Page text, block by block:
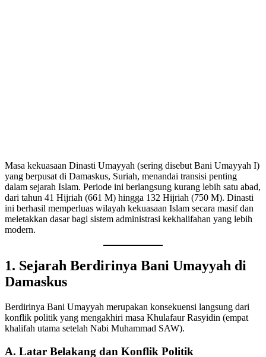
Masa kekuasaan Dinasti Umayyah (sering disebut Bani Umayyah I)
yang berpusat di Damaskus, Suriah, menandai transisi penting
dalam sejarah Islam. Periode ini berlangsung kurang lebih satu abad,
dari tahun 41 Hijriah (661 M) hingga 132 Hijriah (750 M). Dinasti
ini berhasil memperluas wilayah kekuasaan Islam secara masif dan
meletakkan dasar bagi sistem administrasi kekhalifahan yang lebih
modern.
1. Sejarah Berdirinya Bani Umayyah di
Damaskus
Berdirinya Bani Umayyah merupakan konsekuensi langsung dari
konflik politik yang mengakhiri masa Khulafaur Rasyidin (empat
khalifah utama setelah Nabi Muhammad SAW).
A. Latar Belakang dan Konflik Politik